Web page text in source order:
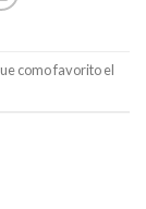
como favorito el